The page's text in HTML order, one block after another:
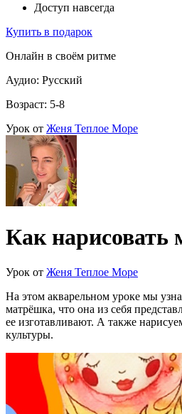
Доступ навсегда
Купить в подарок
Онлайн в своём ритме
Аудио: Русский
Возраст: 5-8
Урок от Женя Теплое Море
Как нарисовать
Урок от Женя Теплое Море
На этом акварельном уроке мы
матрёшка, что она из себя
ее изготавливают. А также
культуры.